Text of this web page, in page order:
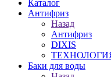
Каталог
Антифриз
Назад
Антифриз
DIXIS
Баки для воды